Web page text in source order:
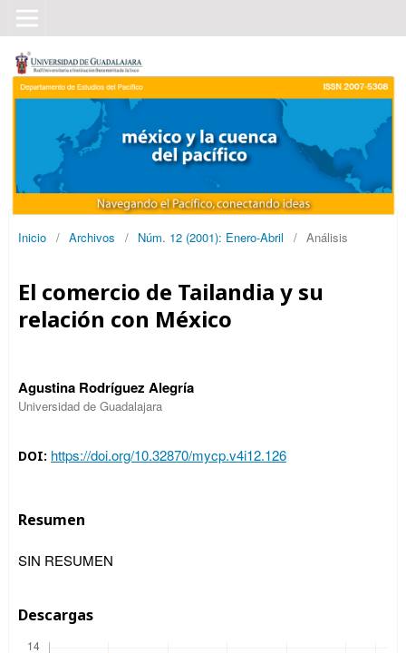
Inicio / Archivos / Núm. 12 (2001): Enero-Abril / Análisis
El comercio de Tailandia y su
relación con México
Agustina Rodríguez Alegría
Universidad de Guadalajara
DOI: https://doi.org/10.32870/mycp.v4i12.126
Resumen
SIN RESUMEN
Descargas